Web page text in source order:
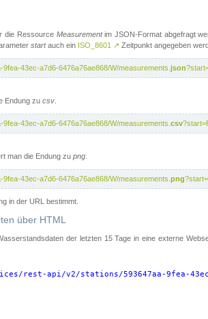
die Ressource Measurementim JSON-Format abgefragt
startauch ein ISO_8601 ↗ Zeitpunkt angegeben
43ec-a7d6-6476a76ae868/W/measurements. json
Endung zu csv
43ec-a7d6-6476a76ae868/W/measurements. csv
man die Endung zu png
43ec-a7d6-6476a76ae868/W/measurements. png
in der URL bestimmt.
über HTML
der letzten 15 Tage in eine externe
rest-api/v2/stations/593647aa-9fea-43ec-